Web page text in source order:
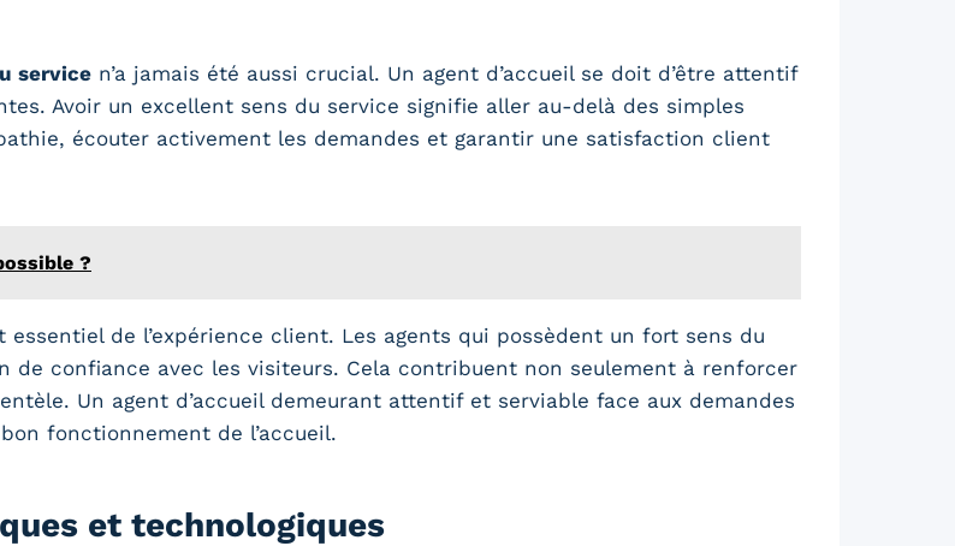
service n’a jamais été aussi crucial. Un agent d’accueil se doit d’être attentif
Avoir un excellent sens du service signifie aller au-delà des simples
écouter activement les demandes et garantir une satisfaction client
?
de l’expérience client. Les agents qui possèdent un fort sens du
de confiance avec les visiteurs. Cela contribuent non seulement à renforcer
Un agent d’accueil demeurant attentif et serviable face aux demandes
fonctionnement de l’accueil.
et technologiques